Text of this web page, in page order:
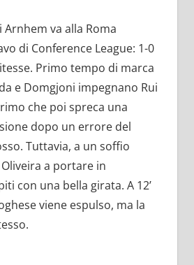
va alla Roma
di Conference League: 1-0
Primo tempo di marca
e Domgjoni impegnano Rui
che poi spreca una
dopo un errore del
Tuttavia, a un soffio
a portare in
con una bella girata. A 12’
viene espulso, ma la